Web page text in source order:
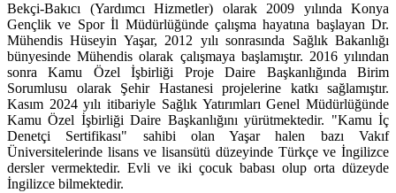
Bekçi-Bakıcı (Yardımcı Hizmetler) olarak 2009 yılında Konya
Gençlik ve Spor İl Müdürlüğünde çalışma hayatına başlayan Dr.
Mühendis Hüseyin Yaşar, 2012 yılı sonrasında Sağlık Bakanlığı
bünyesinde Mühendis olarak çalışmaya başlamıştır. 2016 yılından
sonra Kamu Özel İşbirliği Proje Daire Başkanlığında Birim
Sorumlusu olarak Şehir Hastanesi projelerine katkı sağlamıştır.
Kasım 2024 yılı itibariyle Sağlık Yatırımları Genel Müdürlüğünde
Kamu Özel İşbirliği Daire Başkanlığını yürütmektedir. "Kamu İç
Denetçi Sertifikası" sahibi olan Yaşar halen bazı Vakıf
Üniversitelerinde lisans ve lisansütü düzeyinde Türkçe ve İngilizce
dersler vermektedir. Evli ve iki çocuk babası olup orta düzeyde
İngilizce bilmektedir.